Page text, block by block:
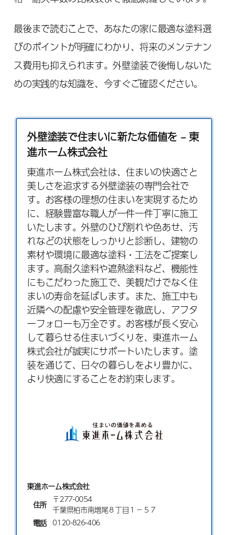
最後まで読むことで、あなたの家に最適な塗料選
びのポイントが明確にわかり、将来のメンテナン
ス費用も抑えられます。外壁塗装で後悔しないた
めの実践的な知識を、今すぐご確認ください。
外壁塗装で住まいに新たな価値を – 東
進ホーム株式会社
東進ホーム株式会社は、住まいの快適さと
美しさを追求する外壁塗装の専門会社で
す。お客様の理想の住まいを実現するため
に、経験豊富な職人が一件一件丁寧に施工
いたします。外壁のひび割れや色あせ、汚
れなどの状態をしっかりと診断し、建物の
素材や環境に最適な塗料・工法をご提案し
ます。高耐久塗料や遮熱塗料など、機能性
にもこだわった施工で、美観だけでなく住
まいの寿命を延ばします。また、施工中も
近隣への配慮や安全管理を徹底し、アフタ
ーフォローも万全です。お客様が長く安心
して暮らせる住まいづくりを、東進ホーム
株式会社が誠実にサポートいたします。塗
装を通じて、日々の暮らしをより豊かに、
より快適にすることをお約束します。
東進ホーム株式会社
住所 〒277-0054
千葉県柏市南増尾８丁目１−５７
電話 0120-826-406